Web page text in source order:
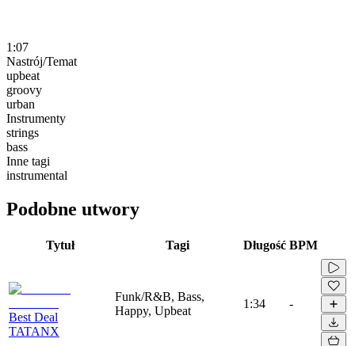
1:07
Nastrój/Temat
upbeat
groovy
urban
Instrumenty
strings
bass
Inne tagi
instrumental
Podobne utwory
Tytuł Tagi Długość BPM
Best Deal
TATANX
Funk/R&B, Bass,
Happy, Upbeat
1:34 -